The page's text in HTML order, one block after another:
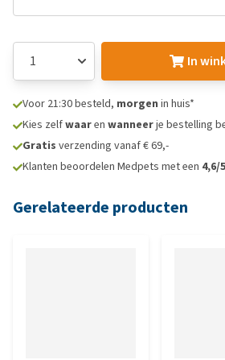
In
Voor 21:30 besteld, morgen in huis*
Kies zelfwaaren wanneerje bestelling
Gratis verzending vanaf € 69,-
Klanten beoordelen Medpets met een 4,6/5
Gerelateerde producten